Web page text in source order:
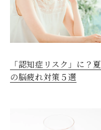
「認知症リスク」に？夏
の脳疲れ対策５選